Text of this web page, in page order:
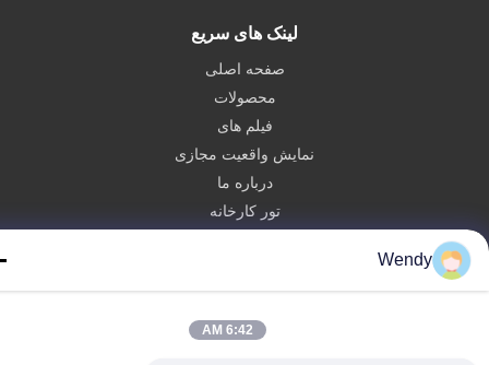
لینک های سریع
صفحه اصلی
محصولات
فیلم های
نمایش واقعیت مجازی
درباره ما
تور کارخانه
درخواست نقل قول
Wendy
6:42 AM